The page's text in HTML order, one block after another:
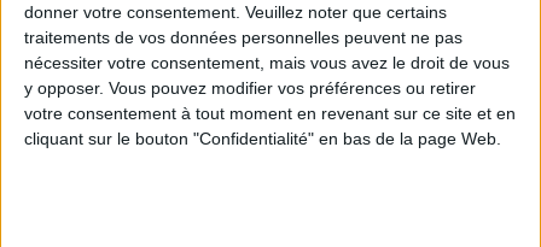
donner votre consentement. Veuillez noter que certains
traitements de vos données personnelles peuvent ne pas
nécessiter votre consentement, mais vous avez le droit de vous
y opposer. Vous pouvez modifier vos préférences ou retirer
votre consentement à tout moment en revenant sur ce site et en
cliquant sur le bouton "Confidentialité" en bas de la page Web.
LES SNEAKERS STARS DE L’ÉTÉ